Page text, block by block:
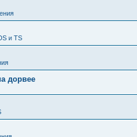
и TS
дорвее